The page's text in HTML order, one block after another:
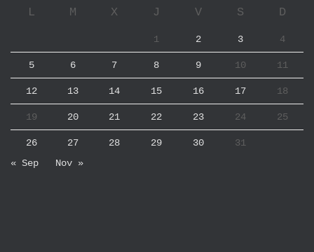
L M X J V S D
1 2 3 4
5 6 7 8 9 10 11
12 13 14 15 16 17 18
19 20 21 22 23 24 25
26 27 28 29 30
31
« Sep
Nov »